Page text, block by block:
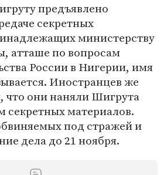
предъявлено
секретных
министерству
атташе по вопросам
России в Нигерии, имя
Иностранцев же
что они наняли Шигрута
секретных материалов.
под стражей и
дела до 21 ноября.